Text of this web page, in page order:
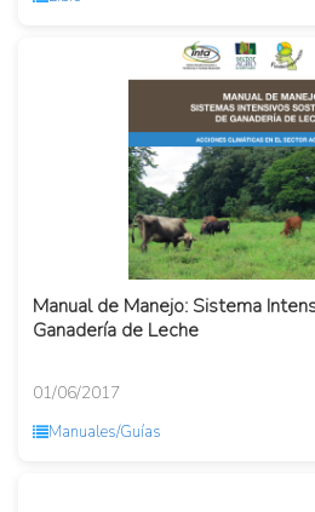
Manual de Manejo: Sistema
Ganadería de Leche
01/06/2017
Manuales/Guías